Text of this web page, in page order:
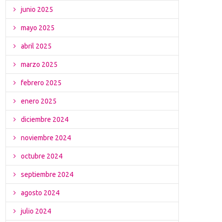
junio 2025
mayo 2025
abril 2025
marzo 2025
febrero 2025
enero 2025
diciembre 2024
noviembre 2024
octubre 2024
septiembre 2024
agosto 2024
julio 2024